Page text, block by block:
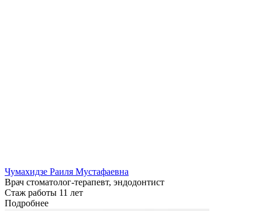
Чумахидзе Раиля Мустафаевна
Врач стоматолог-терапевт, эндодонтист
Стаж работы 11 лет
Подробнее